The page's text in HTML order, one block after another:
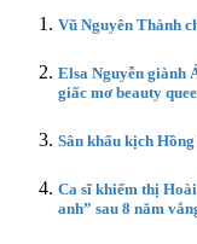
Vũ Nguyên Thành
Elsa Nguyễn giành
giấc mơ beauty
Sân khấu kịch
Ca sĩ khiếm thị
anh” sau 8 năm